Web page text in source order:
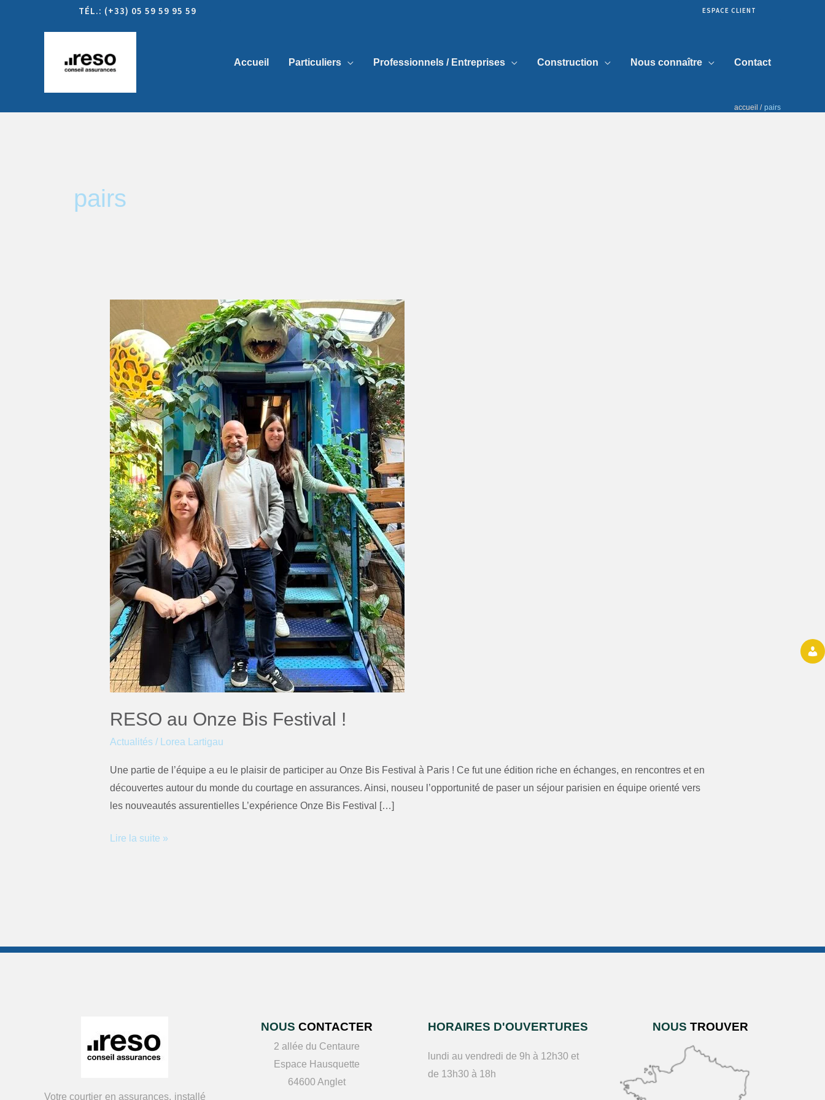
TÉL.: (+33) 05 59 59 95 59 ESPACE CLIENT
Accueil Particuliers Professionnels / Entreprises Construction Nous connaître Contact
accueil pairs
pairs
RESO au Onze Bis Festival !
Actualités/ Lorea Lartigau
Une partie de l’équipe a eu le plaisir de participer au Onze Bis Festival à Paris ! Ce fut une édition riche en échanges, en rencontres et en
découvertes autour du monde du courtage en assurances. Ainsi, nouseu l’opportunité de paser un séjour parisien en équipe orienté vers
les nouveautés assurentielles L’expérience Onze Bis Festival […]
Onze
Bis
Festival
!
Lire la suite »
Votre courtier en assurances, installé
NOUS CONTACTER
2 allée du Centaure
Espace Hausquette
64600 Anglet
HORAIRES D'OUVERTURES
lundi au vendredi de 9h à 12h30 et
de 13h30 à 18h
NOUS TROUVER